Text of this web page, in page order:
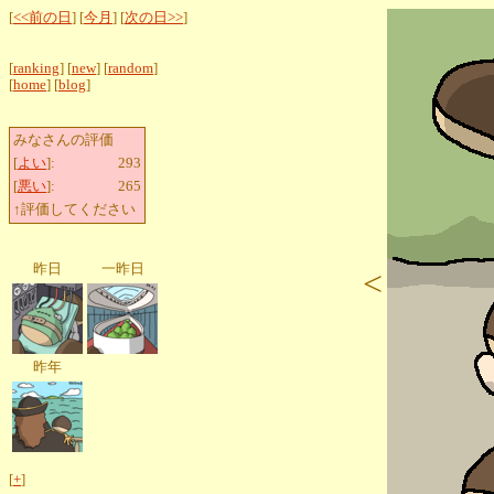
[<<前の日 ] [今月 ] [次の日>>]
[ranking] [new] [random]
[home] [blog]
みなさんの評価
[よい]:
293
[悪い]:
265
↑評価してください
昨日 一昨日
昨年
[+]
<